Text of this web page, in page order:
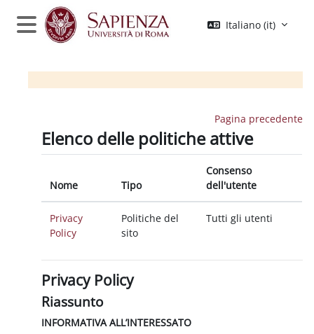
Vai al contenuto principale
Pannello laterale
Italiano ‎(it)‎
Pagina precedente
Elenco delle politiche attive
Nome Tipo
Consenso
dell'utente
Privacy
Policy
Politiche del
sito
Tutti gli utenti
Privacy Policy
Riassunto
INFORMATIVA ALL’INTERESSATO